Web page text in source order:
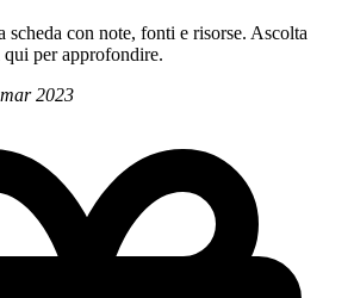
scheda con note, fonti e risorse. Ascolta
per approfondire.
2023